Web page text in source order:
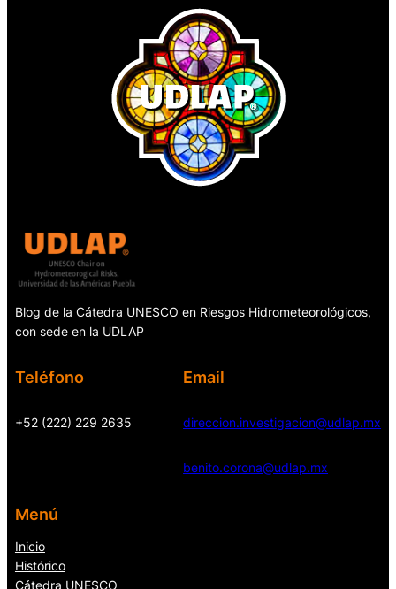
Blog de la Cátedra UNESCO en Riesgos Hidrometeorológicos,
con sede en la UDLAP
Teléfono
+52 (222) 229 2635
Email
direccion.investigacion@udlap.mx
benito.corona@udlap.mx
Menú
Inicio
Histórico
Cátedra UNESCO